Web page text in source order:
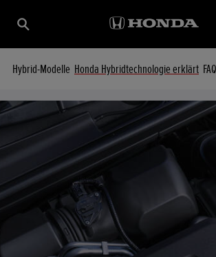
Hybrid-Modelle Honda Hybridtechnologie erklärt